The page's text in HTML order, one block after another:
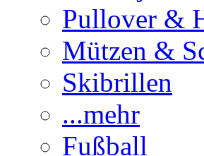
Pullover &
Mützen &
Skibrillen
...mehr
Fußball